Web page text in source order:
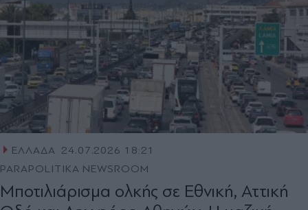
ΕΛΛΑΔΑ 24.07.2026 18:21
PARAPOLITIKA NEWSROOM
Μποτιλιάρισμα ολκής σε Εθνική, Αττική